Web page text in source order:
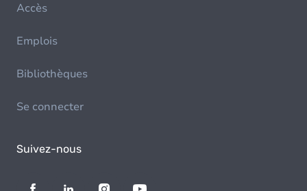
Accès
Emplois
Bibliothèques
Se connecter
Suivez-nous